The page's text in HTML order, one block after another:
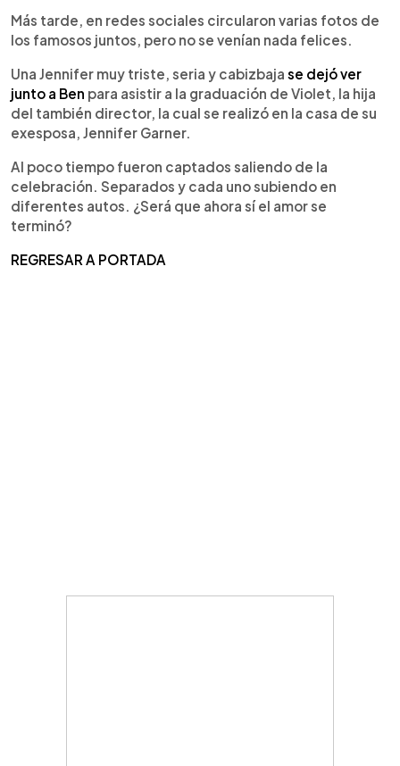
Más tarde, en redes sociales circularon varias fotos de
los famosos juntos, pero no se venían nada felices.
Una Jennifer muy triste, seria y cabizbaja se dejó ver
junto a Ben para asistir a la graduación de Violet, la hija
del también director, la cual se realizó en la casa de su
exesposa, Jennifer Garner.
Al poco tiempo fueron captados saliendo de la
celebración. Separados y cada uno subiendo en
diferentes autos. ¿Será que ahora sí el amor se
terminó?
REGRESAR A PORTADA